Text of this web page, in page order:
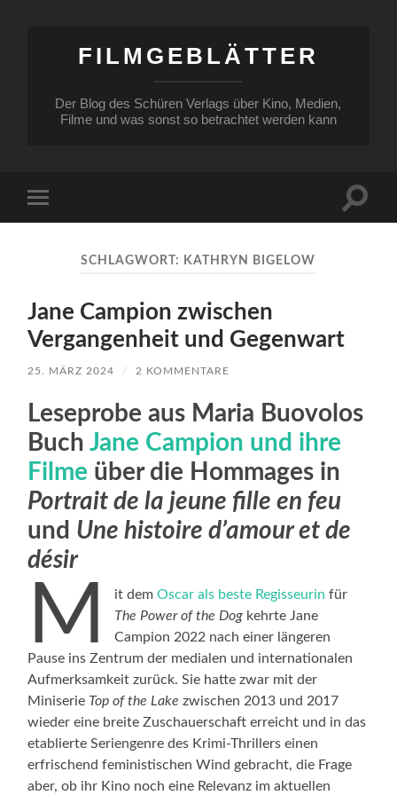
FILMGEBLÄTTER
Der Blog des Schüren Verlags über Kino, Medien,
Filme und was sonst so betrachtet werden kann
Menü
SCHLAGWORT: KATHRYN BIGELOW
Jane Campion zwischen
Vergangenheit und Gegenwart
25. MÄRZ 2024 / 2 KOMMENTARE
Leseprobe aus Maria Buovolos
BuchJane Campion und ihre
Filme über die Hommages in
Portrait de la jeune fille en feu
und Une histoire d’amour et de
désir
M it dem Oscar als beste Regisseurin für
The Power of the Dogkehrte Jane
Campion 2022 nach einer längeren
Pause ins Zentrum der medialen und internationalen
Aufmerksamkeit zurück. Sie hatte zwar mit der
Miniserie Top of the Lake zwischen 2013 und 2017
wieder eine breite Zuschauerschaft erreicht und in das
etablierte Seriengenre des Krimi-Thrillers einen
erfrischend feministischen Wind gebracht, die Frage
aber, ob ihr Kino noch eine Relevanz im aktuellen